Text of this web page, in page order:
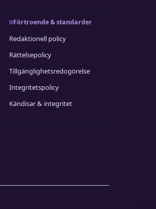
Förtroende & standarder
Redaktionell policy
Rättelsepolicy
Tillgänglighetsredogörelse
Integritetspolicy
Kändisar & integritet